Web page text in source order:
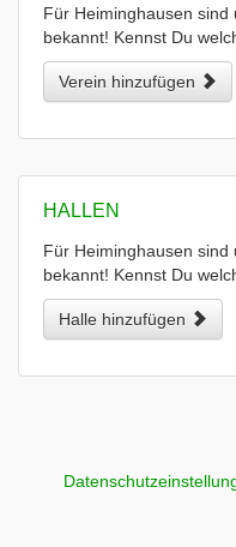
Für Heiminghausen
bekannt! Kennst Du
Verein hinzufügen
HALLEN
Für Heiminghausen
bekannt! Kennst Du
Halle hinzufügen